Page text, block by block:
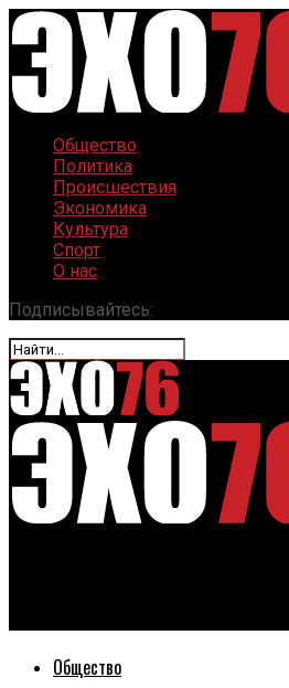
Общество
Политика
Происшествия
Экономика
Культура
Спорт
О нас
Подписывайтесь:
Общество